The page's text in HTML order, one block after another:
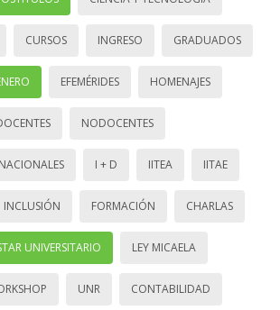
CURSOS INGRESO GRADUADOS
EFEMÉRIDES HOMENAJES
NODOCENTES
I + D IITEA IITAE
INCLUSIÓN FORMACIÓN CHARLAS
UNIVERSITARIO LEY MICAELA
UNR CONTABILIDAD